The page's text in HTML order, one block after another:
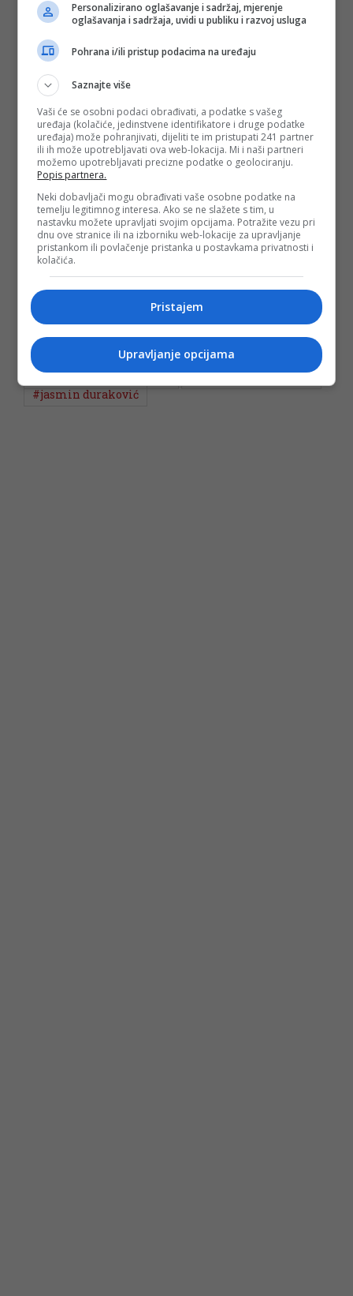
pojavljivanje na filmu i to u jednoj od masovnih scena gdje
glumi mladog komunističkog aktivistu.
Da bi se sjećanje na film obnovilo, prije nekoliko godina
spektakla.
Inicijativa Filmskog centra Sarajeva, „Jadranfilma" iz
Zagreba i kineskih investitora ipak je pomalo zastala, ali
Duraković kaže da se o njoj i dalje intenzivno razmišlja.
U međuvremenu se Valter, ipak, vraća u Sarajevo - za
početak, kao muzejska figura u prirodnoj veličini.
(DEPO PORTAL, BLIN MAGAZIN/mr)
PODIJELI NA
#filmski centar sarajevo
#valter brani sarajevo
#jasmin duraković
Personalizirano oglašavanje i sadržaj, mjerenje
oglašavanja i sadržaja, uvidi u publiku i razvoj usluga
Pohrana i/ili pristup podacima na uređaju
Saznajte više
Vaši će se osobni podaci obrađivati, a podatke s vašeg
uređaja (kolačiće, jedinstvene identifikatore i druge podatke
uređaja) može pohranjivati, dijeliti te im pristupati 241 partner
ili ih može upotrebljavati ova web-lokacija. Mi i naši partneri
možemo upotrebljavati precizne podatke o geolociranju.
Popis partnera.
Neki dobavljači mogu obrađivati vaše osobne podatke na
temelju legitimnog interesa. Ako se ne slažete s tim, u
nastavku možete upravljati svojim opcijama. Potražite vezu pri
dnu ove stranice ili na izborniku web-lokacije za upravljanje
pristankom ili povlačenje pristanka u postavkama privatnosti i
kolačića.
Pristajem
Upravljanje opcijama